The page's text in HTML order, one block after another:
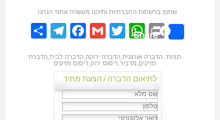
שתפו ברשתות החברתיות ותיהנו מעשרה אחוזי הנחה
Share
Print
WhatsApp
Twitter
Gmail
Facebook
תגיות: הדברה אורגנית, הדברה ירוקה הדברה לבית, הדברת
מזיקים מדביר, ריסוס ירוק ריסוס מזיקים
לתיאום הדברה / הצעת מחיר